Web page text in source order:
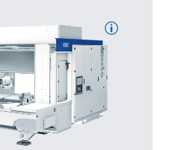
1.450/1.200/1.035
80/50/100